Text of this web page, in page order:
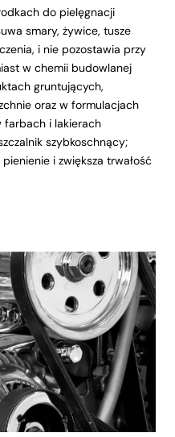
do pielęgnacji
smary, żywice, tusze
i nie pozostawia przy
w chemii budowlanej
gruntujących,
oraz w formulacjach
farbach i lakierach
szybkoschnący;
i zwiększa trwałość